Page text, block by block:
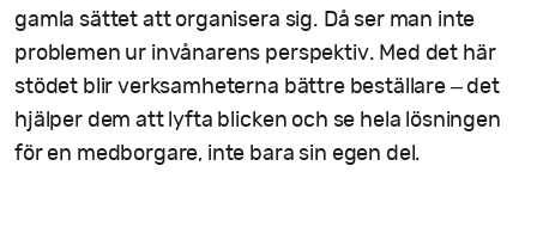
gamla sättet att organisera sig. Då ser man inte
problemen ur invånarens perspektiv. Med det här
stödet blir verksamheterna bättre beställare – det
hjälper dem att lyfta blicken och se hela lösningen
för en medborgare, inte bara sin egen del.